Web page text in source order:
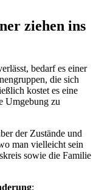
ziehen ins
bedarf es einer
die sich
kostet es eine
Umgebung zu
der Zustände und
man vielleicht sein
sowie die Familie
: